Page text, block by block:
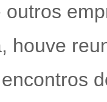
houve